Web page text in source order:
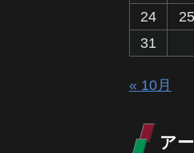
24
25
31
« 10月
ア